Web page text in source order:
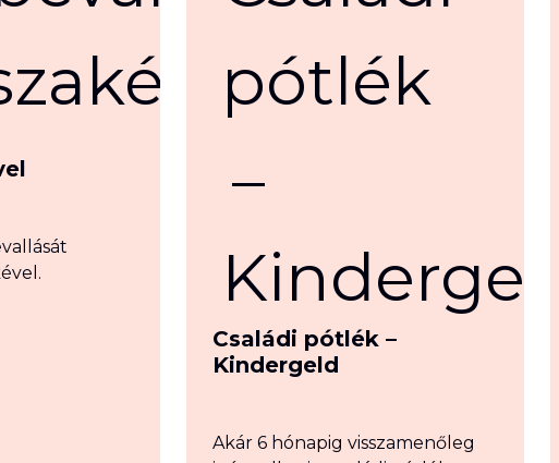
Családi pótlék –
Kindergeld
Akár 6 hónapig visszamenőleg